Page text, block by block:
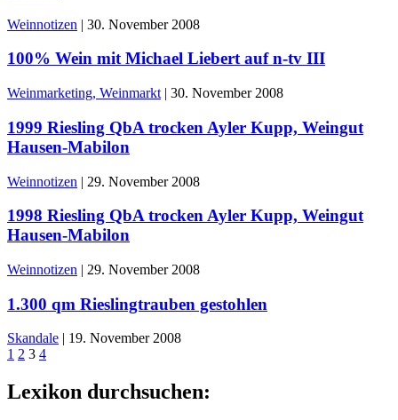
Weinnotizen | 30. November 2008
100% Wein mit Michael Liebert auf n-tv III
Weinmarketing, Weinmarkt | 30. November 2008
1999 Riesling QbA trocken Ayler Kupp, Weingut
Hausen-Mabilon
Weinnotizen | 29. November 2008
1998 Riesling QbA trocken Ayler Kupp, Weingut
Hausen-Mabilon
Weinnotizen | 29. November 2008
1.300 qm Rieslingtrauben gestohlen
Skandale
19. November 2008
1 2 3 4
Lexikon durchsuchen: